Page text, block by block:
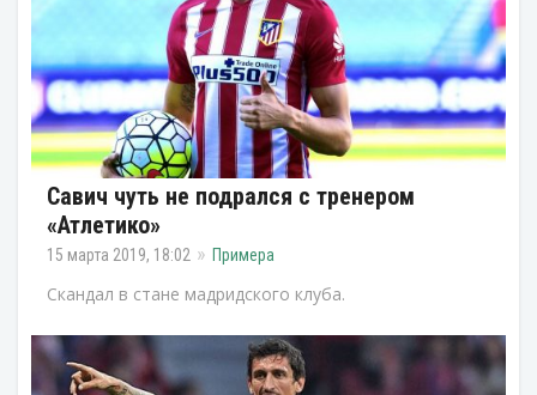
Савич чуть не подрался с тренером
«Атлетико»
15 марта 2019, 18:02 Примера
Скандал в стане мадридского клуба.